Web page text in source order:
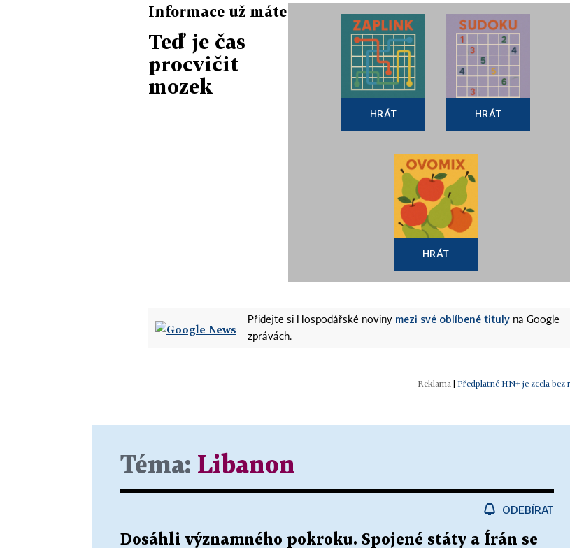
Informace už máte
Teď je čas
procvičit
mozek
HRÁT HRÁT
HRÁT
Přidejte si Hospodářské noviny mezi své oblíbené tituly na Google
zprávách.
| Předplatné HN+ je zcela bez
Téma: Libanon
ODEBÍRAT
Dosáhli významného pokroku. Spojené státy a Írán se